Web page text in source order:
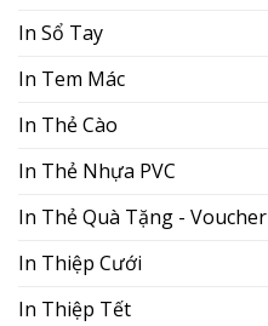
In Sổ Tay
In Tem Mác
In Thẻ Cào
In Thẻ Nhựa PVC
In Thẻ Quà Tặng - Voucher
In Thiệp Cưới
In Thiệp Tết